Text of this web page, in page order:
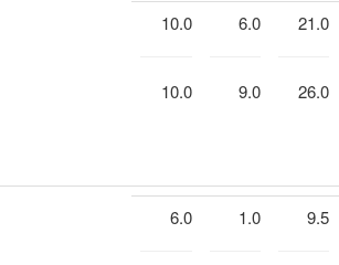
10.0
10.0
6.0
9.0
21.0
26.0
6.0 1.0 9.5